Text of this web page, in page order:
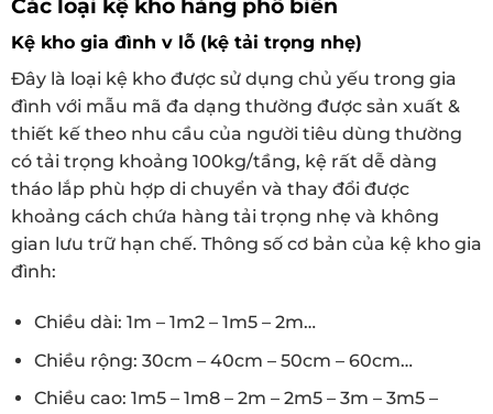
Kệ kho gia đình v lỗ (kệ tải trọng nhẹ)
Đây là loại kệ kho được sử dụng chủ yếu trong gia
đình với mẫu mã đa dạng thường được sản xuất &
thiết kế theo nhu cầu của người tiêu dùng thường
có tải trọng khoảng 100kg/tầng, kệ rất dễ dàng
tháo lắp phù hợp di chuyển và thay đổi được
khoảng cách chứa hàng tải trọng nhẹ và không
gian lưu trữ hạn chế. Thông số cơ bản của kệ kho gia
đình:
Chiều dài: 1m – 1m2 – 1m5 – 2m…
Chiều rộng: 30cm – 40cm – 50cm – 60cm…
Chiều cao: 1m5 – 1m8 – 2m – 2m5 – 3m – 3m5 –